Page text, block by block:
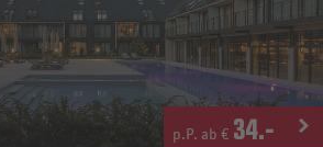
p.P. ab € 34.-